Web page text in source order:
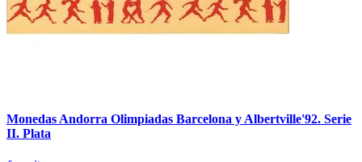
Monedas Andorra Olimpiadas Barcelona y Albertville'92. Serie
II. Plata